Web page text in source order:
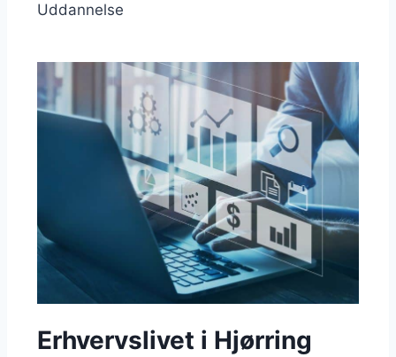
Uddannelse
Erhvervslivet i⁤ Hjørring